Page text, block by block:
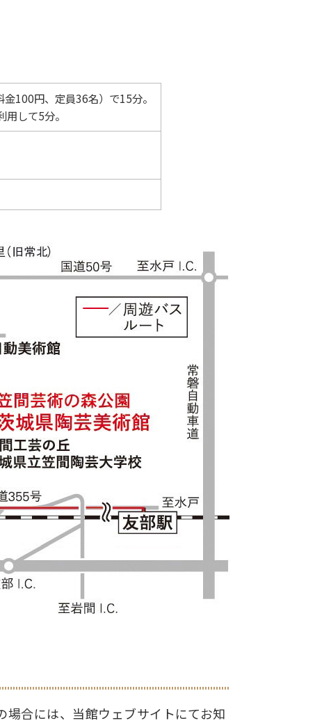
100円、定員36名）で15分。
して5分。
合には、当館ウェブサイトにてお知